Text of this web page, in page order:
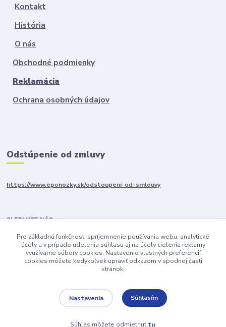
Kontakt
História
O nás
Obchodné podmienky
Reklamácia
Ochrana osobných údajov
Odstúpenie od zmluvy
https://www.eponozky.sk/odstoupeni-od-smlouvy
SLEDUJTE NÁS
Upravit sběr cookies.
Pre základnú funkčnosť, spríjemnenie používania webu, analytické
účely a v prípade udelenia súhlasu aj na účely cielenia reklamy
využívame súbory cookies. Nastavenie vlastných preferencií
cookies môžete kedykoľvek upraviť odkazom v spodnej časti
stránok.
Nastavenia Súhlasím
Súhlas môžete odmietnuťtu.